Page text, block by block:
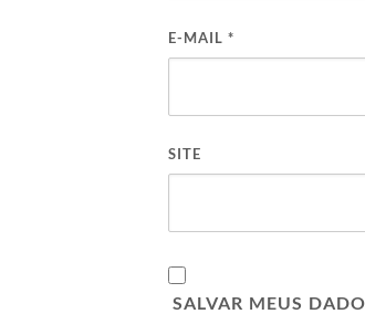
E-MAIL *
SITE
SALVAR MEUS